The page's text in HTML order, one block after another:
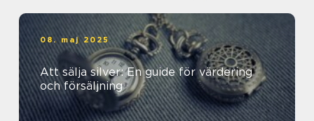
08. maj 2025
Att sälja silver: En guide för värdering
och försäljning